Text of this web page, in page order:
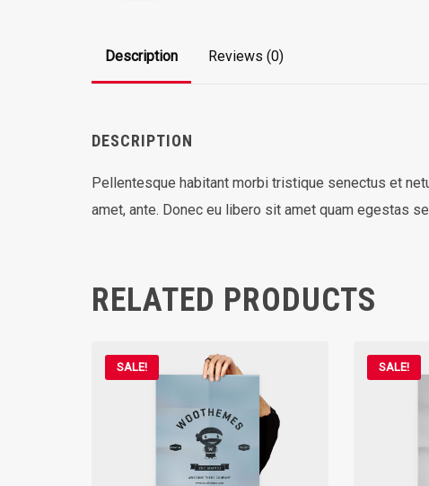
Description Reviews (0)
DESCRIPTION
Pellentesque habitant morbi tristique senectus et
amet, ante. Donec eu libero sit amet quam egestas
RELATED PRODUCTS
SALE! SALE!